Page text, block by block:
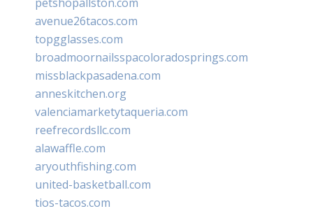
avenue26tacos.com
topgglasses.com
broadmoornailsspacoloradosprings.com
missblackpasadena.com
anneskitchen.org
valenciamarketytaqueria.com
reefrecordsllc.com
alawaffle.com
aryouthfishing.com
united-basketball.com
tios-tacos.com